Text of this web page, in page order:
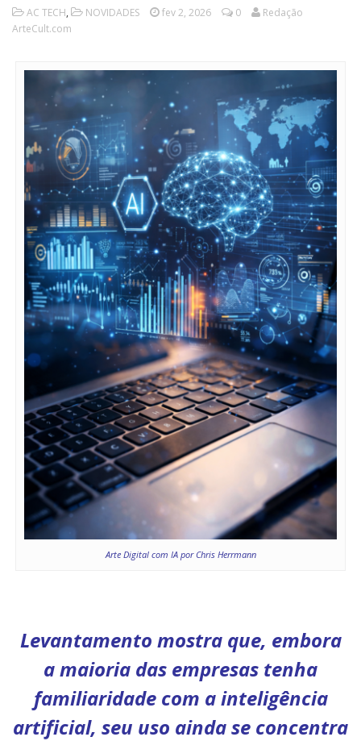
AC TECH, NOVIDADES fev 2, 2026 0
Redação
ArteCult.com
Arte Digital com IA por Chris Herrmann
Levantamento mostra que, embora
a maioria das empresas tenha
familiaridade com a inteligência
artificial, seu uso ainda se concentra